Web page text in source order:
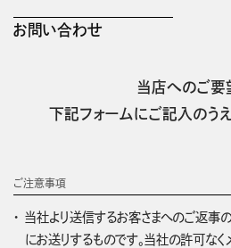
お問い合わせ
当店へのご要
下記フォームにご記入のうえ
ご注意事項
当社より送信するお客さまへのご返事
にお送りするものです。当社の許可な